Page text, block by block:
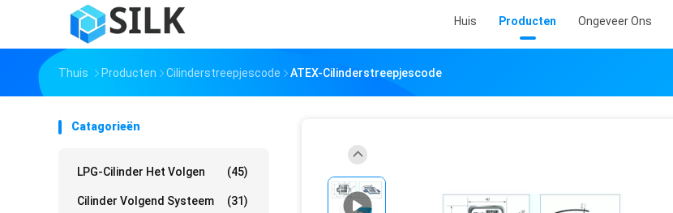
Huis Producten Ongeveer Ons
Thuis Producten Cilinderstreepjescode ATEX-Cilinderstreepjescode
Catagorieën
LPG-Cilinder Het Volgen (45)
Cilinder Volgend Systeem (31)